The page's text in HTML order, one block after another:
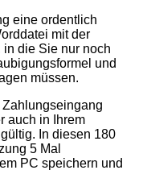
eine ordentlich
mit der
die Sie nur noch
und
müssen.
auch in Ihrem
In diesen 180
5 Mal
PC speichern und